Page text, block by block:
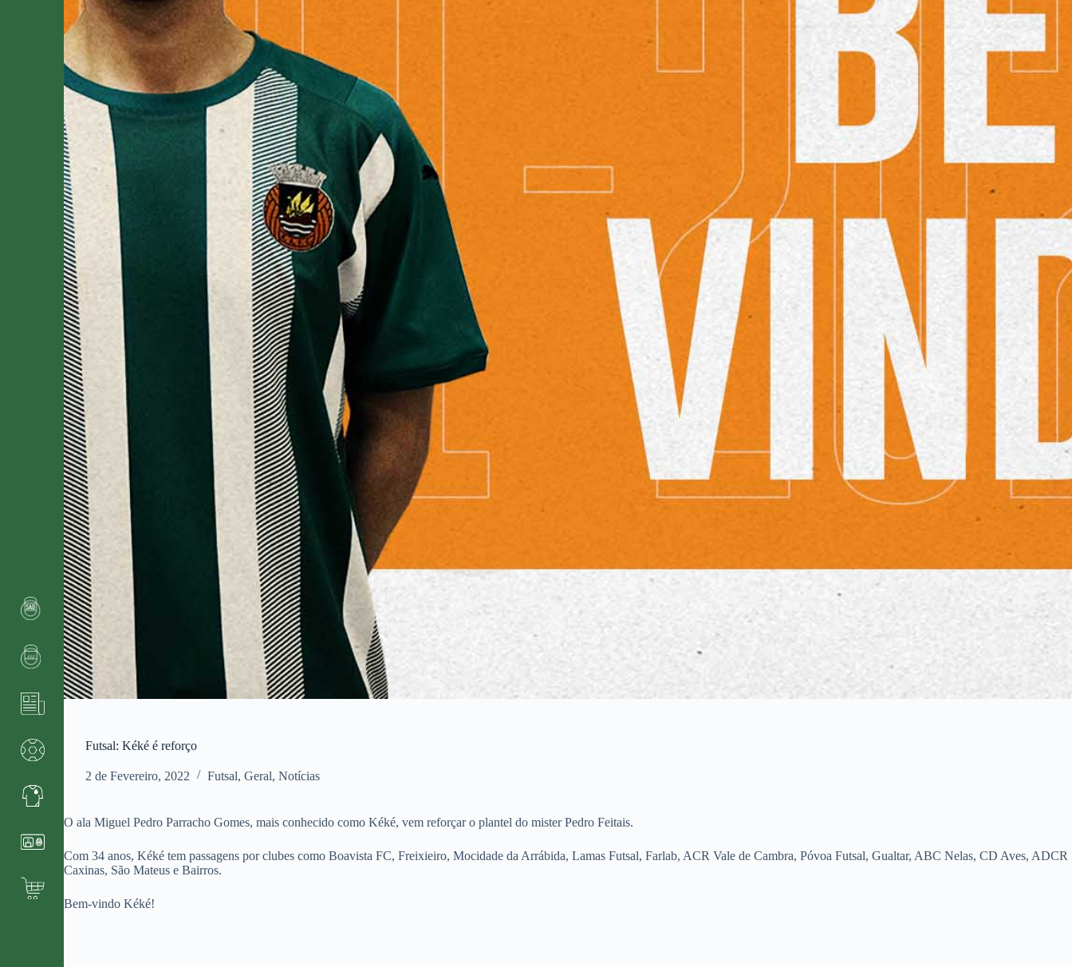
Futsal: Kéké é reforço
2 de Fevereiro, 2022 Futsal,Geral,Notícias
O ala Miguel Pedro Parracho Gomes, mais conhecido como Kéké, vem reforçar o plantel do mister Pedro Feitais.
Com 34 anos, Kéké tem passagens por clubes como Boavista FC, Freixieiro, Mocidade da Arrábida, Lamas Futsal, Farlab, ACR Vale de Cambra, Póvoa Futsal, Gualtar, ABC Nelas, CD Aves, ADCR
Caxinas, São Mateus e Bairros.
Bem-vindo Kéké!